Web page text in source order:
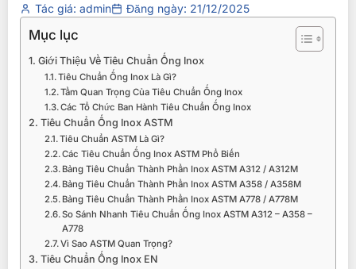
Tác giá: admin Đăng ngày: 21/12/2025
Mục lục
Giới Thiệu Về Tiêu Chuẩn Ống Inox
Tiêu Chuẩn Ống Inox Là Gì?
Tầm Quan Trọng Của Tiêu Chuẩn Ống Inox
Các Tổ Chức Ban Hành Tiêu Chuẩn Ống Inox
Tiêu Chuẩn Ống Inox ASTM
Tiêu Chuẩn ASTM Là Gì?
Các Tiêu Chuẩn Ống Inox ASTM Phổ Biến
Bảng Tiêu Chuẩn Thành Phần Inox ASTM A312 / A312M
Bảng Tiêu Chuẩn Thành Phần Inox ASTM A358 / A358M
Bảng Tiêu Chuẩn Thành Phần Inox ASTM A778 / A778M
So Sánh Nhanh Tiêu Chuẩn Ống Inox ASTM A312 – A358 –
A778
Vì Sao ASTM Quan Trọng?
Tiêu Chuẩn Ống Inox EN